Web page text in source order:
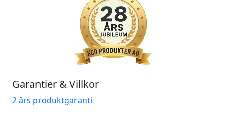
Garantier & Villkor
2 års produktgaranti